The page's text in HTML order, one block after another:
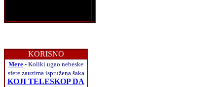
KORISNO
Mere - Koliki ugao nebeske
sfere zauzima ispružena šaka
KOJI TELESKOP DA